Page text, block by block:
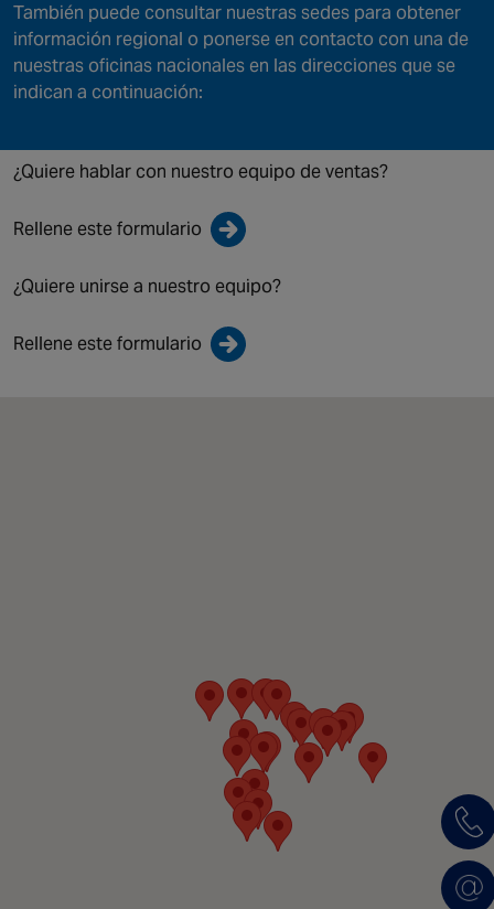
También puede consultar nuestras sedes para obtener
información regional o ponerse en contacto con una de
nuestras oficinas nacionales en las direcciones que se
indican a continuación:
¿Quiere hablar con nuestro equipo de ventas?
Rellene este formulario
¿Quiere unirse a nuestro equipo?
Rellene este formulario